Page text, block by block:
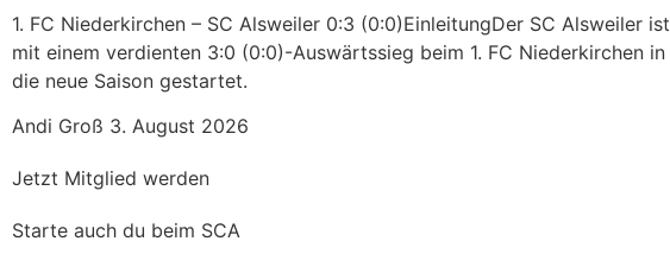
1. FC Niederkirchen – SC Alsweiler 0:3 (0:0)EinleitungDer SC Alsweiler ist
mit einem verdienten 3:0 (0:0)-Auswärtssieg beim 1. FC Niederkirchen in
die neue Saison gestartet.
Andi Groß 3. August 2026
Jetzt Mitglied werden
Starte auch du beim SCA